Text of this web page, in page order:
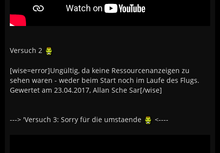
Versuch 2
[wise=error]Ungültig, da keine Ressourcenanzeigen zu
sehen waren - weder beim Start noch im Laufe des Flugs.
Gewertet am 23.04.2017, Allan Sche Sar[/wise]
---> 'Versuch 3: Sorry für die umstaende <----